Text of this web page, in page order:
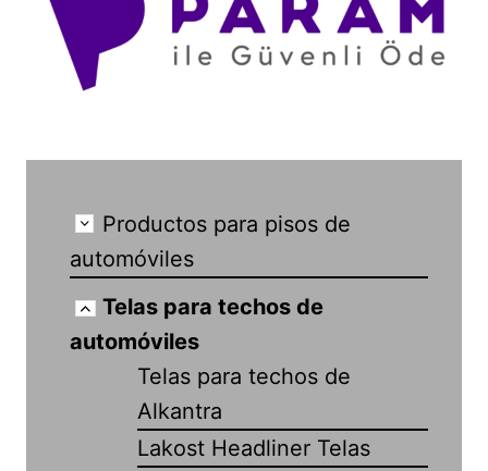
Productos para pisos de
automóviles
Telas para techos de
automóviles
Telas para techos de
Alkantra
Lakost Headliner Telas